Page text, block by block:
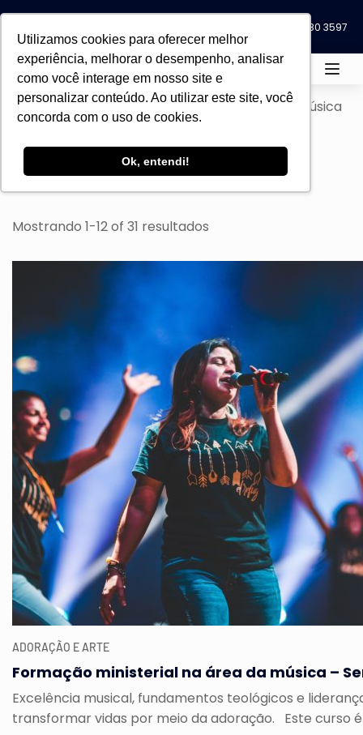
Utilizamos cookies para oferecer melhor
experiência, melhorar o desempenho, analisar
como você interage em nosso site e
personalizar conteúdo. Ao utilizar este site, você
concorda com o uso de cookies.
Ok, entendi!
0800 580 3597
Home Todos os cursos Cursos Livres Música
Filtro
Mostrando 1-12 of 31 resultados
ADORAÇÃO E ARTE
Formação ministerial na área da música –
Excelência musical, fundamentos teológicos e
transformar vidas por meio da adoração. Este curso é